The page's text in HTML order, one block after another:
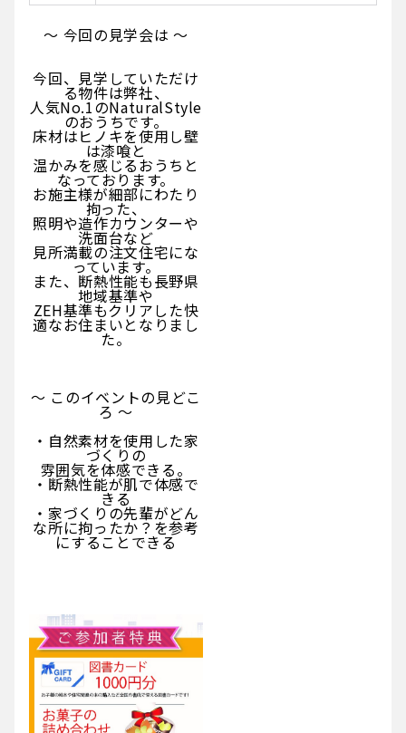
～ 今回の見学会は ～
今回、見学していただけ
る物件は弊社、
人気No.1のNaturalStyle
のおうちです。
床材はヒノキを使用し壁
は漆喰と
温かみを感じるおうちと
なっております。
お施主様が細部にわたり
拘った、
照明や造作カウンターや
洗面台など
見所満載の注文住宅にな
っています。
また、断熱性能も長野県
地域基準や
ZEH基準もクリアした快
適なお住まいとなりまし
た。
～ このイベントの見どこ
ろ ～
・自然素材を使用した家
づくりの
雰囲気を体感できる。
・断熱性能が肌で体感で
きる
・家づくりの先輩がどん
な所に拘ったか？を参考
にすることできる